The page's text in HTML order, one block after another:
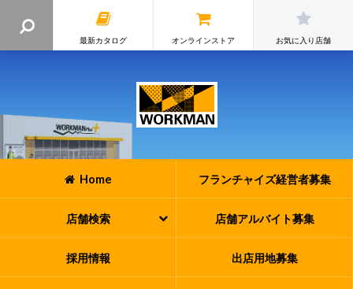
最新カタログ オンラインストア お気に入り店舗
Home フランチャイズ経営者募集
店舗検索 店舗アルバイト募集
採用情報 出店用地募集